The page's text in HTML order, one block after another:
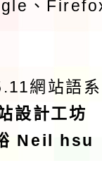
、
網站語
設計工坊
Neil hsu